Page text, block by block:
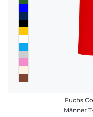
Fuchs
Männer